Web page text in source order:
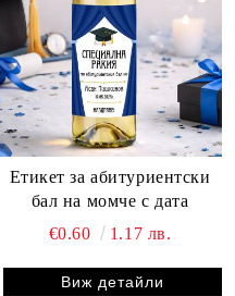
Етикет за абитуриентски
бал на момче с дата
€0.60
1.17 лв.
Виж детайли